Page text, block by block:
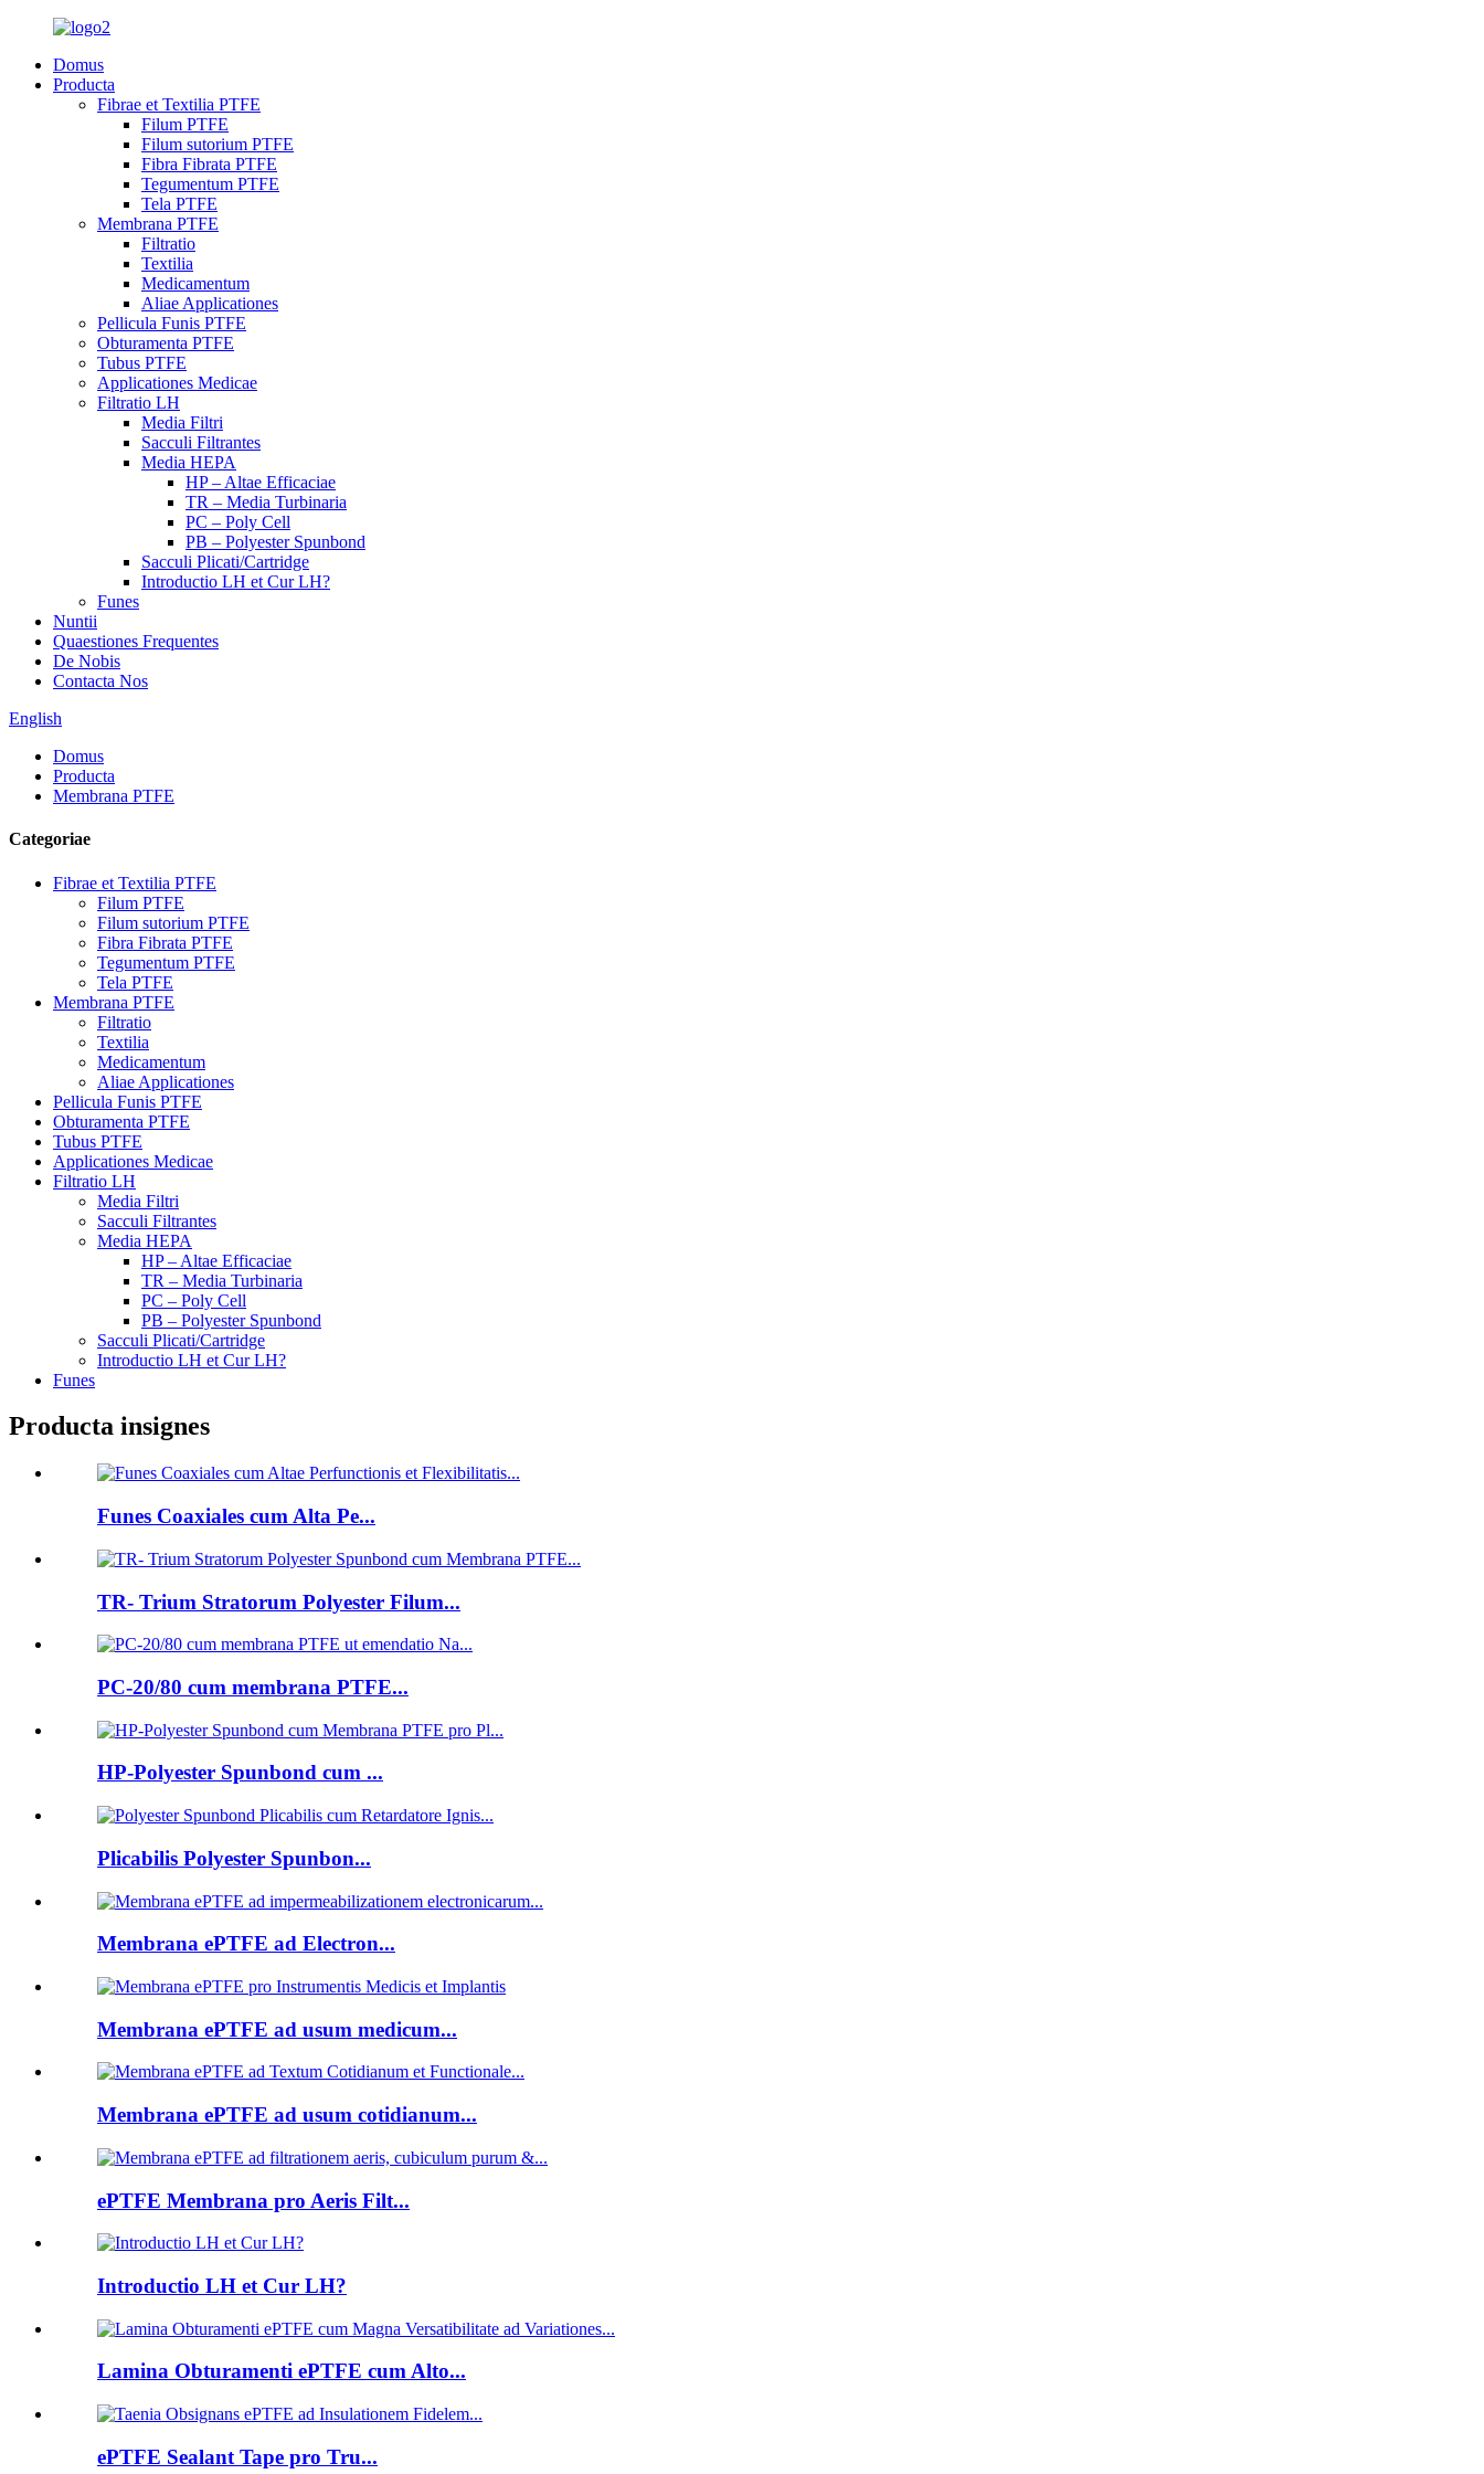
Domus
Producta
Fibrae et Textilia PTFE
Filum PTFE
Filum sutorium PTFE
Fibra Fibrata PTFE
Tegumentum PTFE
Tela PTFE
Membrana PTFE
Filtratio
Textilia
Medicamentum
Aliae Applicationes
Pellicula Funis PTFE
Obturamenta PTFE
Tubus PTFE
Applicationes Medicae
Filtratio LH
Media Filtri
Sacculi Filtrantes
Media HEPA
HP – Altae Efficaciae
TR – Media Turbinaria
PC – Poly Cell
PB – Polyester Spunbond
Sacculi Plicati/Cartridge
Introductio LH et Cur LH?
Funes
Nuntii
Quaestiones Frequentes
De Nobis
Contacta Nos
English
Domus
Producta
Membrana PTFE
Categoriae
Fibrae et Textilia PTFE
Filum PTFE
Filum sutorium PTFE
Fibra Fibrata PTFE
Tegumentum PTFE
Tela PTFE
Membrana PTFE
Filtratio
Textilia
Medicamentum
Aliae Applicationes
Pellicula Funis PTFE
Obturamenta PTFE
Tubus PTFE
Applicationes Medicae
Filtratio LH
Media Filtri
Sacculi Filtrantes
Media HEPA
HP – Altae Efficaciae
TR – Media Turbinaria
PC – Poly Cell
PB – Polyester Spunbond
Sacculi Plicati/Cartridge
Introductio LH et Cur LH?
Funes
Producta insignes
Funes Coaxiales cum Alta Pe...
TR- Trium Stratorum Polyester Filum...
PC-20/80 cum membrana PTFE...
HP-Polyester Spunbond cum ...
Plicabilis Polyester Spunbon...
Membrana ePTFE ad Electron...
Membrana ePTFE ad usum medicum...
Membrana ePTFE ad usum cotidianum...
ePTFE Membrana pro Aeris Filt...
Introductio LH et Cur LH?
Lamina Obturamenti ePTFE cum Alto...
ePTFE Sealant Tape pro Tru...